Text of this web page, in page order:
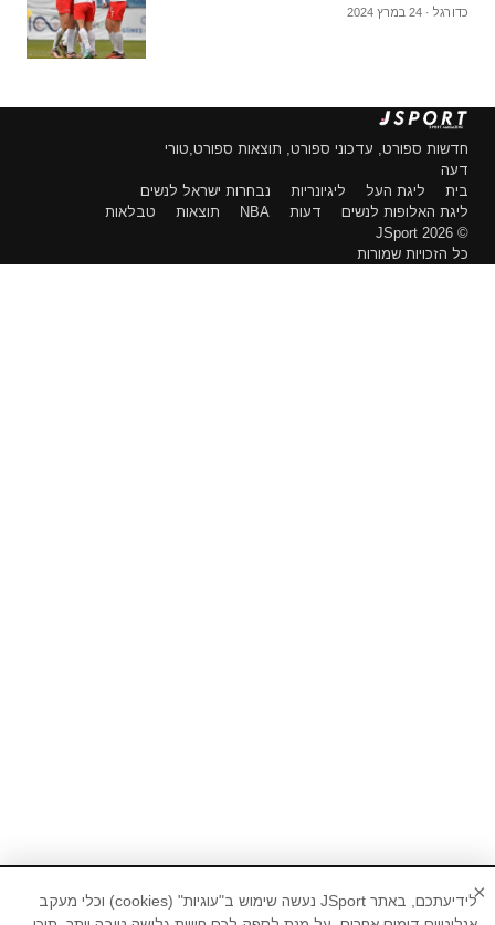
כדורגל · 24 במרץ 2024
חדשות ספורט, עדכוני ספורט, תוצאות ספורט,טורי
דעה
בית
ליגת העל ליגיונריות
נבחרות ישראל לנשים
ליגת האלופות לנשים
דעות NBA תוצאות
טבלאות
© 2026 JSport
כל הזכויות שמורות
×
לידיעתכם, באתר JSport נעשה שימוש ב"עוגיות" (cookies) וכלי מעקב